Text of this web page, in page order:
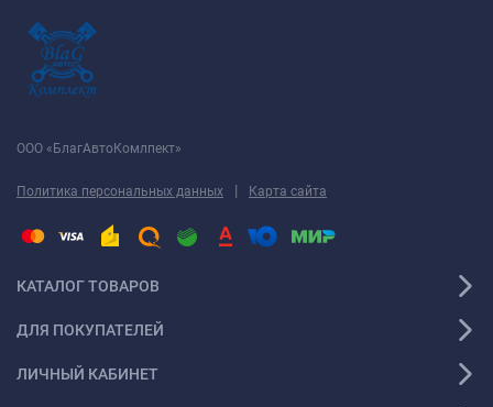
ООО «БлагАвтоКомлпект»
Политика персональных данных | Карта сайта
КАТАЛОГ ТОВАРОВ
ДЛЯ ПОКУПАТЕЛЕЙ
ЛИЧНЫЙ КАБИНЕТ